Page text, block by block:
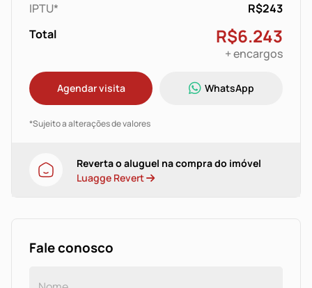
IPTU*
R$243
Total
R$6.243
+ encargos
Agendar visita WhatsApp
*Sujeito a alterações de valores
Reverta o aluguel na compra do imóvel
Luagge Revert
Fale conosco